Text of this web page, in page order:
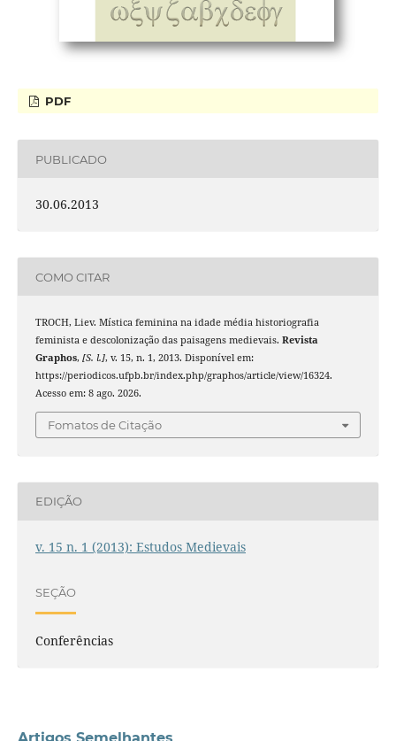
PDF
PUBLICADO
30.06.2013
COMO CITAR
TROCH, Liev. Mística feminina na idade média historiografia
feminista e descolonização das paisagens medievais. Revista
Graphos, [S. l.], v. 15, n. 1, 2013. Disponível em:
https://periodicos.ufpb.br/index.php/graphos/article/view/16324.
Acesso em: 8 ago. 2026.
Fomatos de Citação
EDIÇÃO
v. 15 n. 1 (2013): Estudos Medievais
SEÇÃO
Conferências